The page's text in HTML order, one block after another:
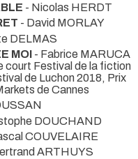
- Nicolas HERDT
- David MORLAY
DELMAS
MOI - Fabrice MARUCA
court Festival de la fiction
de Luchon 2018, Prix
de Cannes
DOUCHAND
COUVELAIRE
ARTHUYS